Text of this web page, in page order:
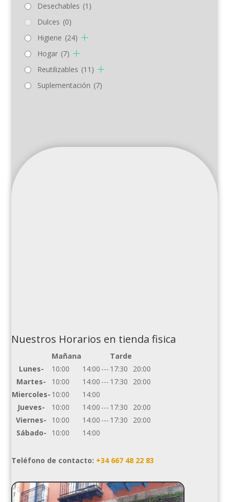
Desechables (1)
Dulces (0)
Higiene (24)
Hogar (7)
Reutilizables (11)
Suplementación (7)
Nuestros Horarios en tienda fisica
Mañana
Tarde
Lunes-
10:00 14:00 --- 17:30
20:00
Martes-
10:00 14:00 --- 17:30
20:00
Miercoles- 10:00
14:00
Jueves-
10:00 14:00 --- 17:30
20:00
Viernes-
10:00 14:00 --- 17:30
20:00
Sábado-
10:00 14:00
Teléfono de contacto: +34 667 48 22 83